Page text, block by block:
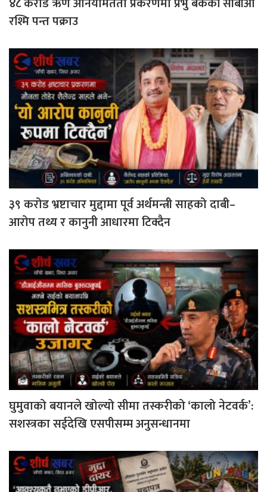
रश्मि पन्त पक्राउ
३९ करोड भ्रष्टाचार मुद्दामा पूर्व अर्थमन्त्री साहको दाबी–
आरोप तथ्य र कानुनी आधारमा टिक्दैन
घुमुवाको बयानले खोल्यो सीमा तस्करीको ‘कालो नेटवर्क’:
सशस्त्रका सईदेखि एसपीसम्म अनुसन्धानमा